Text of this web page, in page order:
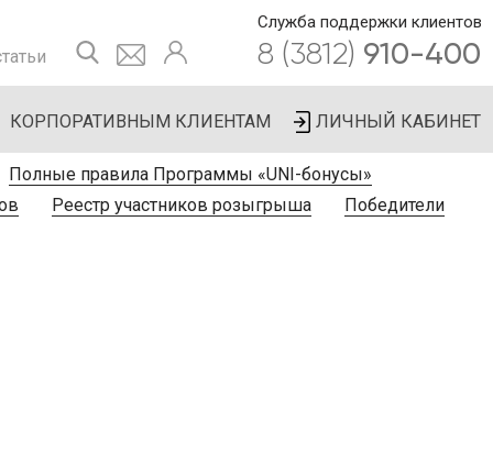
Служба поддержки клиентов
8 (3812) 910-400
КОРПОРАТИВНЫМ КЛИЕНТАМ ЛИЧНЫЙ КАБИНЕТ
Полные правила Программы «UNI-бонусы»
Реестр участников розыгрыша Победители